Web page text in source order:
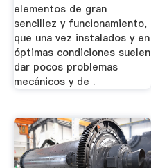
elementos de gran
sencillez y funcionamiento,
que una vez instalados y en
óptimas condiciones suelen
dar pocos problemas
mecánicos y de .